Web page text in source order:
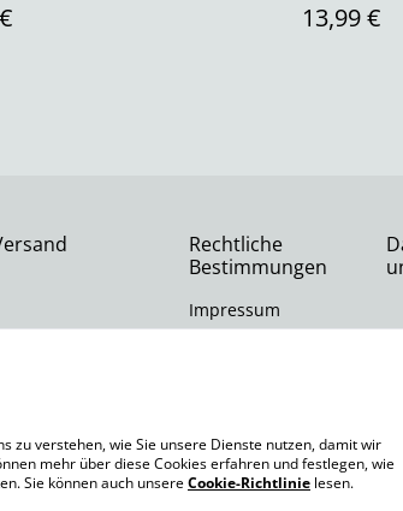
13,99 €
Rechtliche
Bestimmungen
Impressum
zu verstehen, wie Sie unsere Dienste nutzen, damit wir
mehr über diese Cookies erfahren und festlegen, wie
Sie können auch unsereCookie-Richtlinie lesen.